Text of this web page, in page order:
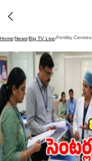
Home/News/Big TV Live/